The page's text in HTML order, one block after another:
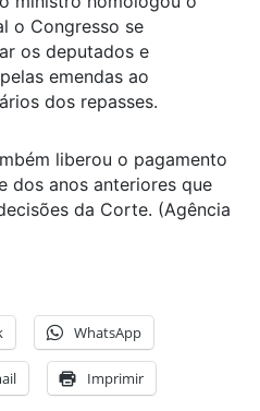
o Congresso se
os deputados e
emendas ao
dos repasses.
liberou o pagamento
dos anos anteriores que
da Corte. (Agência
WhatsApp
Imprimir